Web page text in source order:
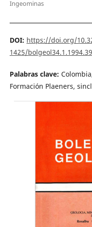
Ingeominas
DOI: https://doi.org/
1425/
Palabras clave:
Formación Plaeners,